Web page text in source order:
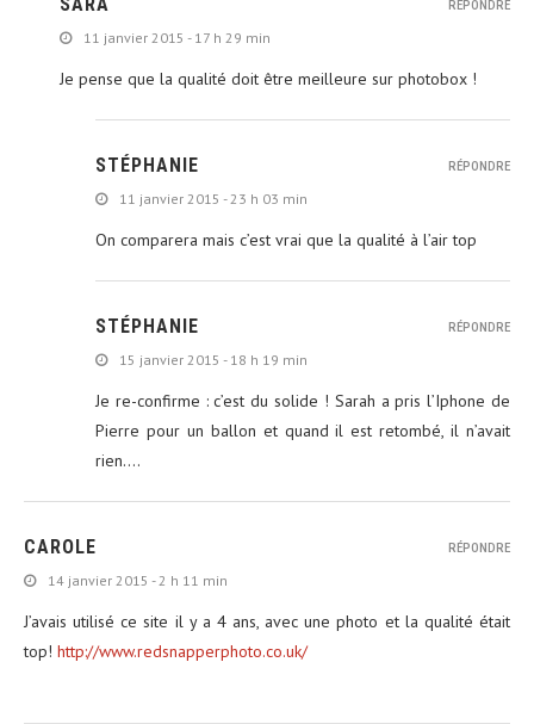
11 janvier 2015 - 17 h 29 min
Je pense que la qualité doit être meilleure sur photobox !
RÉPONDRE
STÉPHANIE
11 janvier 2015 - 23 h 03 min
On comparera mais c’est vrai que la qualité à l’air top
RÉPONDRE
STÉPHANIE
15 janvier 2015 - 18 h 19 min
Je re-confirme : c’est du solide ! Sarah a pris l’Iphone de
Pierre pour un ballon et quand il est retombé, il n’avait
rien….
RÉPONDRE
CAROLE
14 janvier 2015 - 2 h 11 min
J’avais utilisé ce site il y a 4 ans, avec une photo et la qualité était
top! http://www.redsnapperphoto.co.uk/
RÉPONDRE